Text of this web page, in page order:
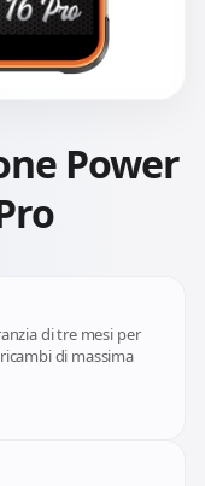
Power
di tre mesi per
di massima